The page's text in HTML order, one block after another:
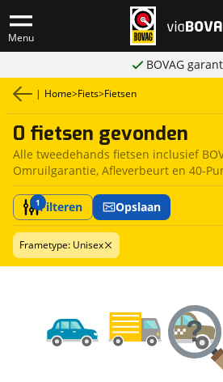
Menu
BOVAG
| Home>Fiets>Fietsen
0 fietsen gevonden
Alle tweedehands fietsen inclusief
Omruilgarantie, Afleverbeurt en 40-
1Filteren Opslaan
Frametype: Unisex